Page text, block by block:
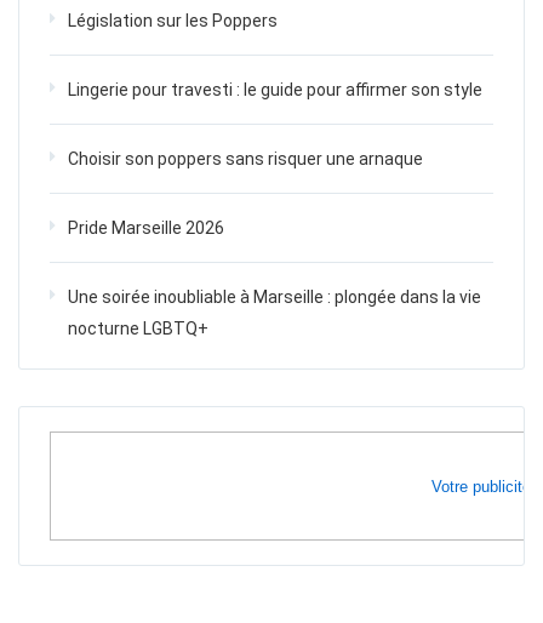
Législation sur les Poppers
Lingerie pour travesti : le guide pour affirmer son style
Choisir son poppers sans risquer une arnaque
Pride Marseille 2026
Une soirée inoubliable à Marseille : plongée dans la vie
nocturne LGBTQ+
Votre publicité